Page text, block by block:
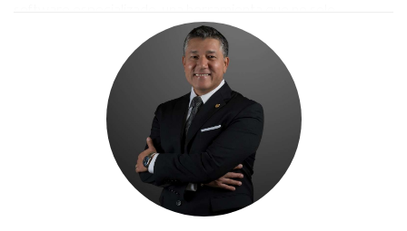
simplifica tus tareas diarias, sino que también te permite
ofrecer un servicio más personalizado y eficiente. En este
artículo, analizaremos por qué es fundamental adoptar estas
tecnologías y cómo pueden marcar una diferencia notable en
Ventajas del Software Especializado
Eficiencia en la Gestión